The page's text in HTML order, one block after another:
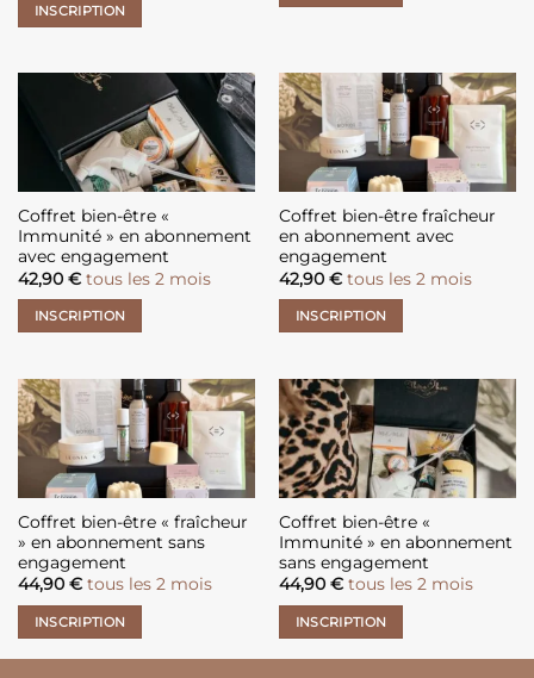
INSCRIPTION
Coffret bien-être «
Immunité » en abonnement
avec engagement
42,90 € tous les 2 mois
INSCRIPTION
Coffret bien-être fraîcheur
en abonnement avec
engagement
42,90 € tous les 2 mois
INSCRIPTION
Coffret bien-être « fraîcheur
» en abonnement sans
engagement
44,90 € tous les 2 mois
INSCRIPTION
Coffret bien-être «
Immunité » en abonnement
sans engagement
44,90 € tous les 2 mois
INSCRIPTION